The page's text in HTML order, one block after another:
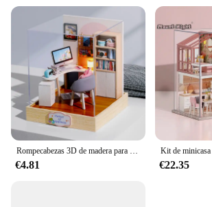
Rompecabezas 3D de madera para niños, juguete en miniatura, casa de muñecas hecha a mano, Kits de construcción, casa de café, regalos
€4.81 €22.35